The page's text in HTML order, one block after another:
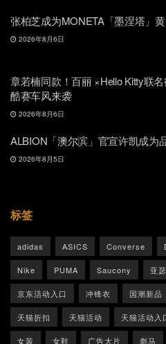
张柏芝成为MONETA「墨涅塔」
2026年8月6日
章若楠同款！百丽 ×Hello Kitty联
酷赛车风来袭
2026年8月6日
ALBION「澳尔滨」官宣许凯成为
2026年8月5日
标签
adidas ASICS Converse
Nike PUMA Saucony 亚
京东活动入口 冲锋衣 国潮新品
天猫折扣 天猫活动 天猫活动入
女装 女鞋 广告大片 彪马